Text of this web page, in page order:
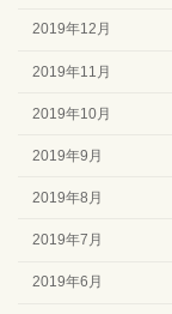
2019年12月
2019年11月
2019年10月
2019年9月
2019年8月
2019年7月
2019年6月